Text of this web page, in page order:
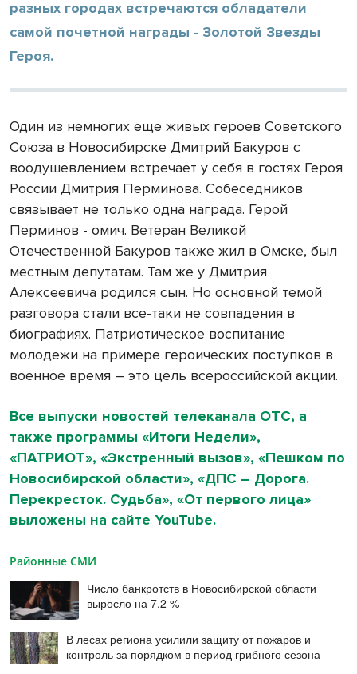
разных городах встречаются обладатели
самой почетной награды - Золотой Звезды
Героя.
Один из немногих еще живых героев Советского
Союза в Новосибирске Дмитрий Бакуров с
воодушевлением встречает у себя в гостях Героя
России Дмитрия Перминова. Собеседников
связывает не только одна награда. Герой
Перминов - омич. Ветеран Великой
Отечественной Бакуров также жил в Омске, был
местным депутатам. Там же у Дмитрия
Алексеевича родился сын. Но основной темой
разговора стали все-таки не совпадения в
биографиях. Патриотическое воспитание
молодежи на примере героических поступков в
военное время – это цель всероссийской акции.
Все выпуски новостей телеканала ОТС, а
также программы «Итоги Недели»,
«ПАТРИОТ», «Экстренный вызов», «Пешком по
Новосибирской области», «ДПС – Дорога.
Перекресток. Судьба», «От первого лица»
выложены на сайте YouTube.
Районные СМИ
Число банкротств в Новосибирской области
выросло на 7,2 %
В лесах региона усилили защиту от пожаров и
контроль за порядком в период грибного сезона